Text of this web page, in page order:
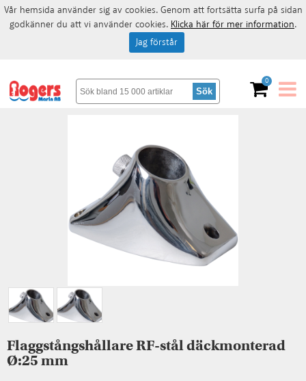
0
Flaggstångshållare RF-stål däckmonterad
Ø:25 mm
Vår hemsida använder sig av cookies. Genom att fortsätta surfa på sidan
godkänner du att vi använder cookies. Klicka här för mer information.
Jag förstår